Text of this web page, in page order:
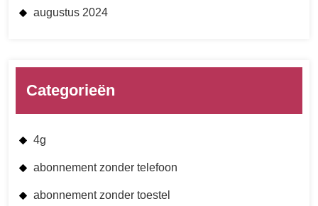
augustus 2024
Categorieën
4g
abonnement zonder telefoon
abonnement zonder toestel